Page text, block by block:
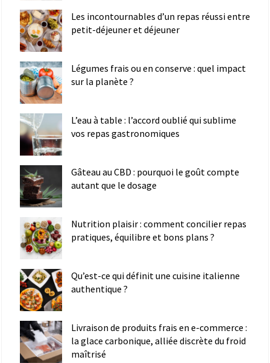
Les incontournables d’un repas réussi entre
petit-déjeuner et déjeuner
Légumes frais ou en conserve : quel impact
sur la planète ?
L’eau à table : l’accord oublié qui sublime
vos repas gastronomiques
Gâteau au CBD : pourquoi le goût compte
autant que le dosage
Nutrition plaisir : comment concilier repas
pratiques, équilibre et bons plans ?
Qu’est-ce qui définit une cuisine italienne
authentique ?
Livraison de produits frais en e-commerce :
la glace carbonique, alliée discrète du froid
maîtrisé